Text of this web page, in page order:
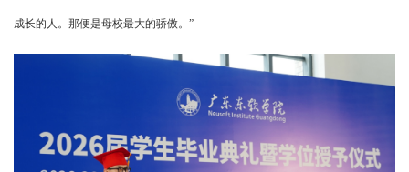
成长的人。那便是母校最大的骄傲。”